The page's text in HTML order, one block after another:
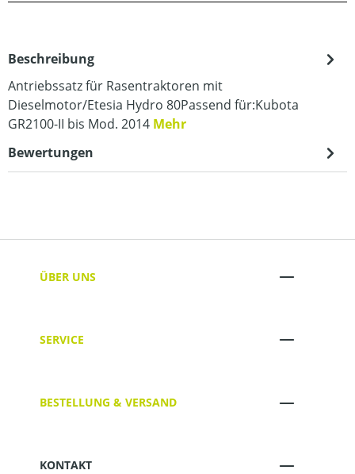
Beschreibung
Antriebssatz für Rasentraktoren mit
Dieselmotor/Etesia Hydro 80Passend für:Kubota
GR2100-II bis Mod. 2014 Mehr
Bewertungen
ÜBER UNS
SERVICE
BESTELLUNG & VERSAND
KONTAKT